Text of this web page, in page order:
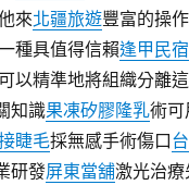
來北疆旅遊豐富的操
種具值得信賴逢甲民宿
以精準地將組織分離
知識果凍矽膠隆乳術可
睫毛採無感手術傷口
研發屏東當舖激光治